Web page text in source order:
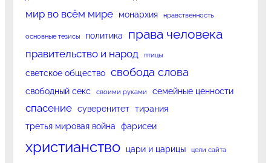
мир во всём мире монархия нравственность
основные тезисы политика права человека
правительство и народ птицы
светское общество свобода слова
свободный секс своими руками семейные ценности
спасение суверенитет тирания
третья мировая война
фарисеи
христианство цари и царицы цели сайта